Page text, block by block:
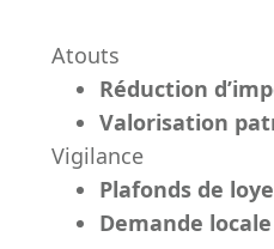
Atouts
Réduction
Valorisation
Vigilance
Plafonds de
Demande